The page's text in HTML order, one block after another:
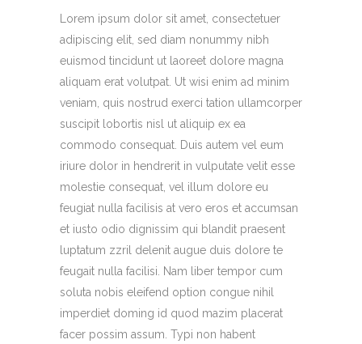
Lorem ipsum dolor sit amet, consectetuer
adipiscing elit, sed diam nonummy nibh
euismod tincidunt ut laoreet dolore magna
aliquam erat volutpat. Ut wisi enim ad minim
veniam, quis nostrud exerci tation ullamcorper
suscipit lobortis nisl ut aliquip ex ea
commodo consequat. Duis autem vel eum
iriure dolor in hendrerit in vulputate velit esse
molestie consequat, vel illum dolore eu
feugiat nulla facilisis at vero eros et accumsan
et iusto odio dignissim qui blandit praesent
luptatum zzril delenit augue duis dolore te
feugait nulla facilisi. Nam liber tempor cum
soluta nobis eleifend option congue nihil
imperdiet doming id quod mazim placerat
facer possim assum. Typi non habent